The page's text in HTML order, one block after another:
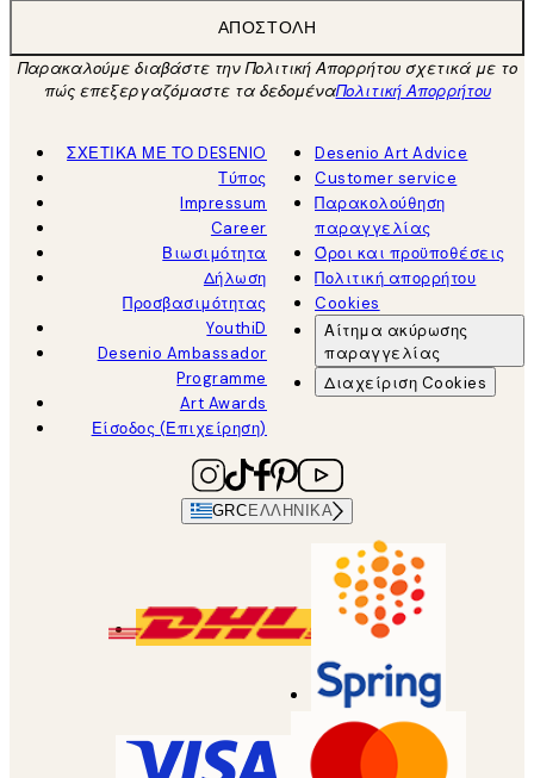
ΑΠΟΣΤΟΛΉ
Παρακαλούμε διαβάστε την Πολιτική Απορρήτου σχετικά με το
πώς επεξεργαζόμαστε τα δεδομέναΠολιτική Απορρήτου
ΣΧΕΤΙΚΑ ΜΕ ΤΟ DESENIO
Τύπος
Impressum
Career
Βιωσιμότητα
Δήλωση
Προσβασιμότητας
YouthiD
Desenio Ambassador
Programme
Art Awards
Είσοδος (Επιχείρηση)
Desenio Art Advice
Customer service
Παρακολούθηση
παραγγελίας
Όροι και προϋποθέσεις
Πολιτική απορρήτου
Cookies
Αίτημα ακύρωσης
παραγγελίας
Διαχείριση Cookies
GRC ΕΛΛΗΝΙΚΆ